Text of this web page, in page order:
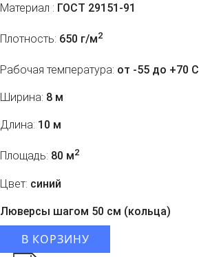
Материал : ГОСТ 29151-91
Плотность: 650 г/м2
Рабочая температура: от -55 до +70 C
Ширина: 8 м
Длина: 10 м
Площадь: 80 м2
Цвет: синий
Люверсы шагом 50 см (кольца)
В КОРЗИНУ